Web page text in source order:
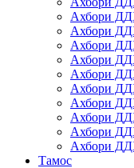
Ахбори
Ахбори
Ахбори
Ахбори
Ахбори
Ахбори
Ахбори
Ахбори
Ахбори
Ахбори
Тамос